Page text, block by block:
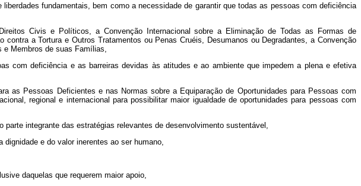
fundamentais, bem como a necessidade de garantir que todas as pessoas com deficiência
Civis e Políticos, a Convenção Internacional sobre a Eliminação de Todas as Formas de
a Tortura e Outros Tratamentos ou Penas Cruéis, Desumanos ou Degradantes, a Convenção
Membros de suas Famílias,
com deficiência e as barreiras devidas às atitudes e ao ambiente que impedem a plena e efetiva
Pessoas Deficientes e nas Normas sobre a Equiparação de Oportunidades para Pessoas com
regional e internacional para possibilitar maior igualdade de oportunidades para pessoas com
integrante das estratégias relevantes de desenvolvimento sustentável,
e do valor inerentes ao ser humano,
daquelas que requerem maior apoio,